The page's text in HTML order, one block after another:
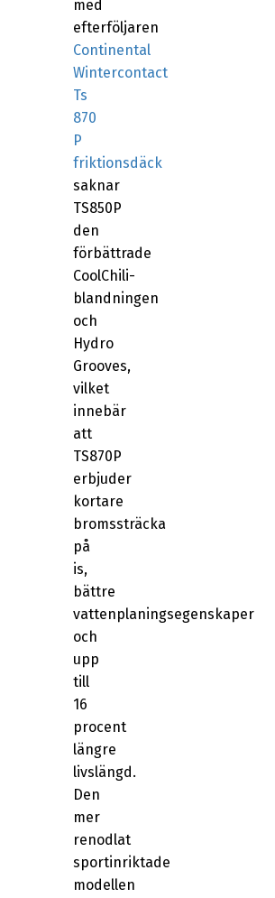
med
efterföljaren
Continental
Wintercontact
Ts
870
P
friktionsdäck
saknar
TS850P
den
förbättrade
CoolChili-
blandningen
och
Hydro
Grooves,
vilket
innebär
att
TS870P
erbjuder
kortare
bromssträcka
på
is,
bättre
vattenplaningsegenskaper
och
upp
till
16
procent
längre
livslängd.
Den
mer
renodlat
sportinriktade
modellen